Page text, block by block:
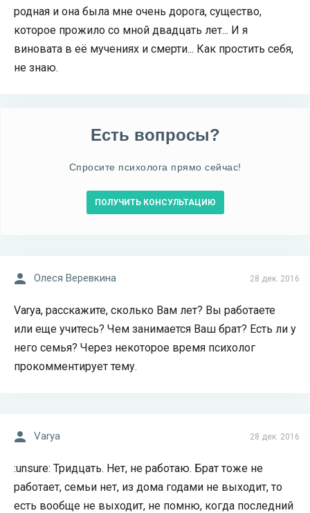
родная и она была мне очень дорога, существо,
которое прожило со мной двадцать лет... И я
виновата в её мучениях и смерти... Как простить себя,
не знаю.
Есть вопросы?
Спросите психолога прямо сейчас!
ПОЛУЧИТЬ КОНСУЛЬТАЦИЮ
28 дек. 2016
Олеся Веревкина
Varya, расскажите, сколько Вам лет? Вы работаете
или еще учитесь? Чем занимается Ваш брат? Есть ли у
него семья? Через некоторое время психолог
прокомментирует тему.
28 дек. 2016
Varya
:unsure: Тридцать. Нет, не работаю. Брат тоже не
работает, семьи нет, из дома годами не выходит, то
есть вообще не выходит, не помню, когда последний